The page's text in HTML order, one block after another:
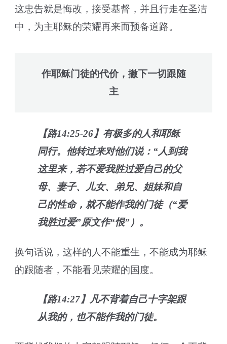
这忠告就是悔改，接受基督，并且行走在圣洁
中，为主耶稣的荣耀再来而预备道路。
作耶稣门徒的代价，撇下一切跟随
主
【路14:25-26】有极多的人和耶稣
同行。他转过来对他们说：“人到我
这里来，若不爱我胜过爱自己的父
母、妻子、儿女、弟兄、姐妹和自
己的性命，就不能作我的门徒（“爱
我胜过爱”原文作“恨”）。
换句话说，这样的人不能重生，不能成为耶稣
的跟随者，不能看见荣耀的国度。
【路14:27】凡不背着自己十字架跟
从我的，也不能作我的门徒。